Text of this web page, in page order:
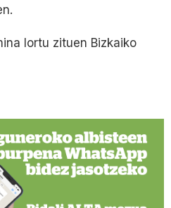
lortu zituen Bizkaiko